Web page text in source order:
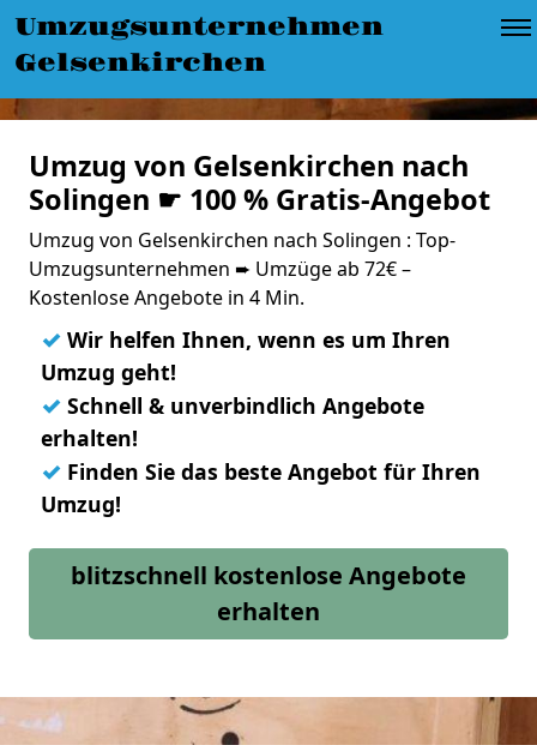
Umzugsunternehmen
Gelsenkirchen
Umzug von Gelsenkirchen nach
Solingen ☛ 100 % Gratis-Angebot
Umzug von Gelsenkirchen nach Solingen : Top-
Umzugsunternehmen ➨ Umzüge ab 72€ –
Kostenlose Angebote in 4 Min.
✓ Wir helfen Ihnen, wenn es um Ihren
Umzug geht!
✓ Schnell & unverbindlich Angebote
erhalten!
✓ Finden Sie das beste Angebot für Ihren
Umzug!
blitzschnell kostenlose Angebote
erhalten